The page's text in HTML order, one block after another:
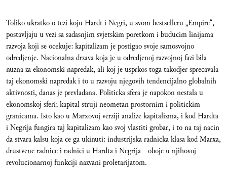
Toliko ukratko o tezi koju Hardt i Negri, u svom bestselleru „Empire“,
postavljaju u vezi sa sadasnjim svjetskim poretkom i buducim linijama
razvoja koji se ocekuje: kapitalizam je postigao svoje samosvojno
odredjenje. Nacionalna drzava koja je u odredjenoj razvojnoj fazi bila
nuzna za ekonomski napredak, ali koj je usprkos toga takodjer sprecavala
taj ekonomski napredak i to u razvoju njegovih tendencijalno globalnih
aktivnosti, danas je prevladana. Politicka sfera je napokon nestala u
ekonomskoj sferi; kapital struji neometan prostornim i politickim
granicama. Isto kao u Marxovoj verziji analize kapitalizma, i kod Hardta
i Negrija fungira taj kapitalizam kao svoj vlastiti grobar, i to na taj nacin
da stvara kalsu koja ce ga ukinuti: industrijska radnicka klasa kod Marxa,
drustvene radnice i radnici u Hardta i Negrija - oboje u njihovoj
revolucionarnoj funkciji nazvani proletarijatom.